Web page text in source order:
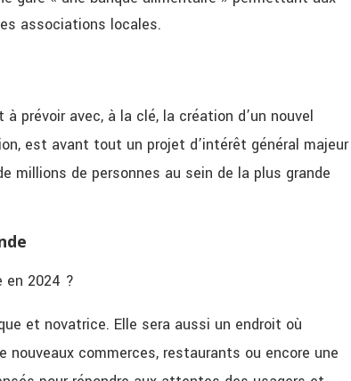
associations locales.
prévoir avec, à la clé, la création d’un nouvel
est avant tout un projet d’intérêt général majeur
millions de personnes au sein de la plus grande
en 2024 ?
et novatrice. Elle sera aussi un endroit où
commerces, restaurants ou encore une